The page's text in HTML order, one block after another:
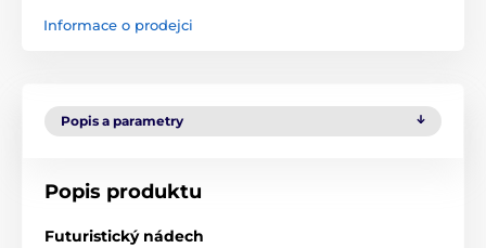
Informace o prodejci
Popis a parametry
Popis produktu
Futuristický nádech